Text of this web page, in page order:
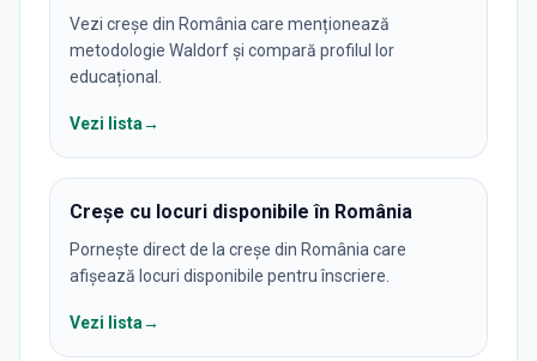
Vezi creșe din România care menționează
metodologie Waldorf și compară profilul lor
educațional.
Vezi lista→
Creșe cu locuri disponibile în România
Pornește direct de la creșe din România care
afișează locuri disponibile pentru înscriere.
Vezi lista→